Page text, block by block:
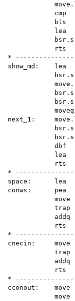
cmp
bls
lea
            rts
*
show_md:
next_1:
dbf
lea
            rts
*
space:      lea
conws:
move
trap
addq
            rts
*
cnecin:
trap
addq
            rts
*
cconout:
move